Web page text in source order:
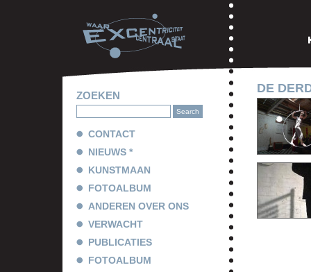
ZOEKEN
CONTACT
NIEUWS *
KUNSTMAAN
FOTOALBUM
ANDEREN OVER ONS
VERWACHT
PUBLICATIES
FOTOALBUM
DE